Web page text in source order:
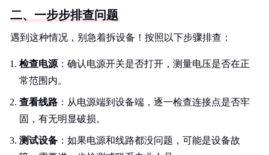
二、一步步排查问题
遇到这种情况，别急着拆设备！按照以下步骤排查：
检查电源 ：确认电源开关是否打开，测量电压是否在正
常范围内。
查看线路 ：从电源端到设备端，逐一检查连接点是否牢
固，有无明显破损。
测试设备 ：如果电源和线路都没问题，可能是设备故